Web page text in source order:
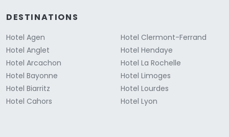
DESTINATIONS
Hotel Agen
Hotel Anglet
Hotel Arcachon
Hotel Bayonne
Hotel Biarritz
Hotel Cahors
Hotel Clermont-Ferrand
Hotel Hendaye
Hotel La Rochelle
Hotel Limoges
Hotel Lourdes
Hotel Lyon